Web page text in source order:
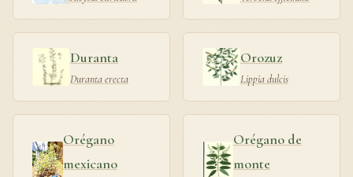
Duranta
Duranta erecta
Orozuz
Lippia dulcis
Orégano
mexicano
Orégano de
monte